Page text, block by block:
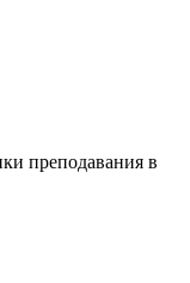
преподавания в